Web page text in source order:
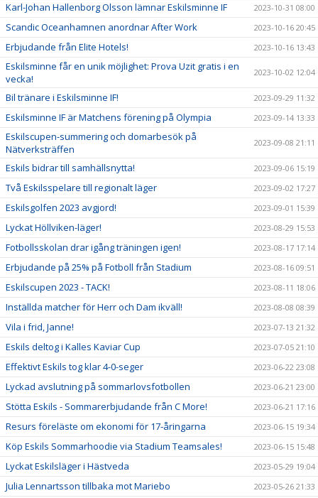
Karl-Johan Hallenborg Olsson lämnar Eskilsminne IF 2023-10-31 08:00
Scandic Oceanhamnen anordnar After Work 2023-10-16 20:45
Erbjudande från Elite Hotels! 2023-10-16 13:43
Eskilsminne får en unik möjlighet: Prova Uzit gratis i en
vecka!
2023-10-02 12:04
Bil tränare i Eskilsminne IF! 2023-09-29 11:32
Eskilsminne IF är Matchens förening på Olympia 2023-09-14 13:33
Eskilscupen-summering och domarbesök på
Nätverksträffen
2023-09-08 21:11
Eskils bidrar till samhällsnytta! 2023-09-06 15:19
Två Eskilsspelare till regionalt läger 2023-09-02 17:27
Eskilsgolfen 2023 avgjord! 2023-09-01 15:39
Lyckat Höllviken-läger! 2023-08-29 15:53
Fotbollsskolan drar igång träningen igen! 2023-08-17 17:14
Erbjudande på 25% på Fotboll från Stadium 2023-08-16 09:51
Eskilscupen 2023 - TACK! 2023-08-11 18:06
Inställda matcher för Herr och Dam ikväll! 2023-08-08 08:39
Vila i frid, Janne! 2023-07-13 21:32
Eskils deltog i Kalles Kaviar Cup 2023-07-05 21:10
Effektivt Eskils tog klar 4-0-seger 2023-06-22 23:08
Lyckad avslutning på sommarlovsfotbollen 2023-06-21 23:00
Stötta Eskils - Sommarerbjudande från C More! 2023-06-21 17:16
Resurs föreläste om ekonomi för 17-åringarna 2023-06-15 19:34
Köp Eskils Sommarhoodie via Stadium Teamsales! 2023-06-15 15:48
Lyckat Eskilsläger i Hästveda 2023-05-29 19:04
Julia Lennartsson tillbaka mot Mariebo 2023-05-26 21:33